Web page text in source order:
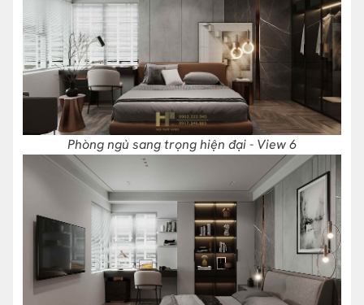
Phòng ngủ sang trọng hiện đại - View 6